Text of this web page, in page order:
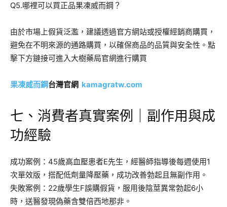
Q5.哪裡可以買正品果凍威而鋼？
由於市場上假貨泛濫，建議透過官方網站或授權經銷商購買，
避免在不明來源的通路購買，以確保商品的品質與安全性。點
擊下方鏈接可進入大樹藥局官網進行購買
果凍威而鋼台灣官網 kamagratw.com
七、消費者真實案例｜副作用與成
功經驗
成功案例：45歲高血壓患者E先生，經醫師指導後每週使用1
次單效版，搭配低劑量降壓藥，成功改善勃起且無副作用。
失敗案例：22歲學生F誤購假貨，服用後陰莖異常勃起6小
時，送醫發現偽藥含雙倍西地那非。